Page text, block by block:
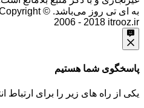
به ای تی روز می‌باشد. Copyright © 2006 - 2022 ©
2006 - 2018 itrooz.ir
پاسخگوی شما هستیم
یکی از راه های زیر را برای ارتباط